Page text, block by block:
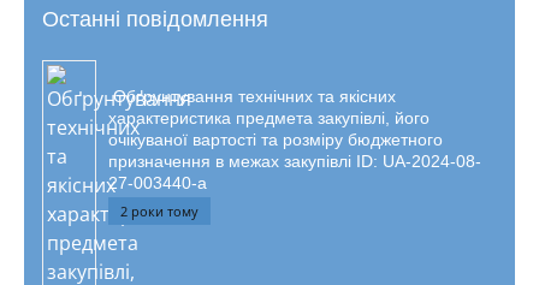
Останні повідомлення
Обґрунтування технічних та якісних
характеристика предмета закупівлі, його
очікуваної вартості та розміру бюджетного
призначення в межах закупівлі ID: UA-2024-08-
27-003440-a
2 роки тому